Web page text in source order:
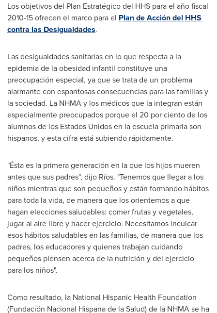
Los objetivos del Plan Estratégico del HHS para el año fiscal
2010-15 ofrecen el marco para el Plan de Acción del HHS
contra las Desigualdades.
Las desigualdades sanitarias en lo que respecta a la
epidemia de la obesidad infantil constituye una
preocupación especial, ya que se trata de un problema
alarmante con espantosas consecuencias para las familias y
la sociedad. La NHMA y los médicos que la integran están
especialmente preocupados porque el 20 por ciento de los
alumnos de los Estados Unidos en la escuela primaria son
hispanos, y esta cifra está subiendo rápidamente.
"Ésta es la primera generación en la que los hijos mueren
antes que sus padres", dijo Ríos. "Tenemos que llegar a los
niños mientras que son pequeños y están formando hábitos
para toda la vida, de manera que los orientemos a que
hagan elecciones saludables: comer frutas y vegetales,
jugar al aire libre y hacer ejercicio. Necesitamos inculcar
esos hábitos saludables en las familias, de manera que los
padres, los educadores y quienes trabajan cuidando
pequeños piensen acerca de la nutrición y del ejercicio
para los niños".
Como resultado, la National Hispanic Health Foundation
(Fundación Nacional Hispana de la Salud) de la NHMA se ha